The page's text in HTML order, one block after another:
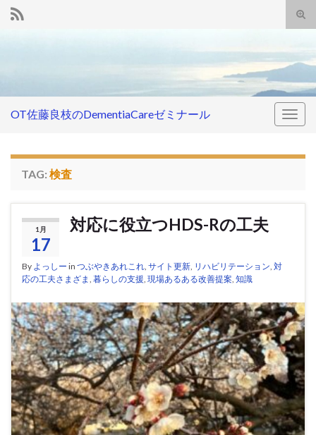
OT佐藤良枝のDementiaCareゼミナール
TAG: 検査
1月
17
対応に役立つHDS-Rの工夫
By よっしー in つぶやきあれこれ サイト更新 リハビリテーション 対
応の工夫さまざま 暮らしの支援 現場あるある改善提案 知識